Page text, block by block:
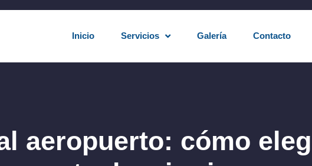
Inicio Servicios Galería Contacto
aeropuerto: cómo